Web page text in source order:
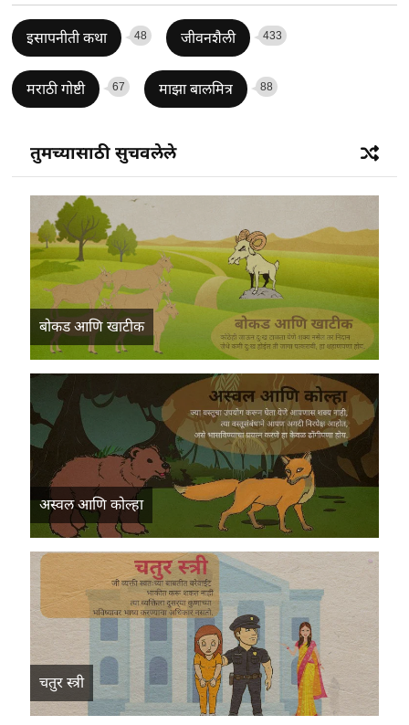
इसापनीती कथा 48 जीवनशैली 433
मराठी गोष्टी 67 माझा बालमित्र 88
तुमच्यासाठी सुचवलेले
बोकड आणि खाटीक
अस्वल आणि कोल्हा
चतुर स्त्री